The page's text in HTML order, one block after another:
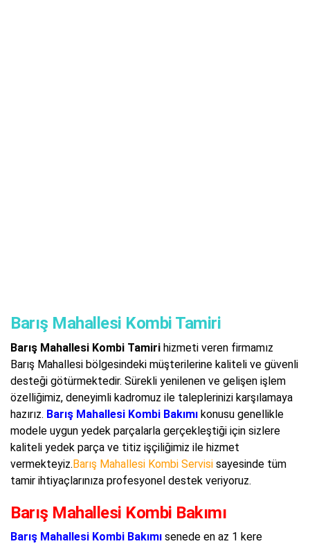
Barış Mahallesi Kombi Tamiri
Barış Mahallesi Kombi Tamiri hizmeti veren firmamız
Barış Mahallesi bölgesindeki müşterilerine kaliteli ve güvenli
desteği götürmektedir. Sürekli yenilenen ve gelişen işlem
özelliğimiz, deneyimli kadromuz ile taleplerinizi karşılamaya
hazırız. Barış Mahallesi Kombi Bakımı konusu genellikle
modele uygun yedek parçalarla gerçekleştiği için sizlere
kaliteli yedek parça ve titiz işçiliğimiz ile hizmet
vermekteyiz.Barış Mahallesi Kombi Servisi sayesinde tüm
tamir ihtiyaçlarınıza profesyonel destek veriyoruz.
Barış Mahallesi Kombi Bakımı
Barış Mahallesi Kombi Bakımı senede en az 1 kere